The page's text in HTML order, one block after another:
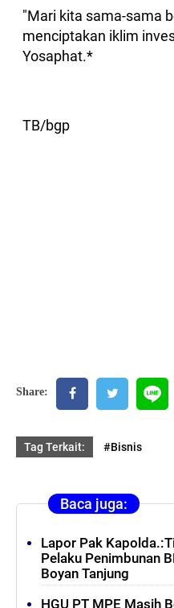
"Mari kita sama-sama
menciptakan iklim
Yosaphat.*
TB/bgp
Share:
Tag Terkait: #Bisnis
Baca juga:
Lapor Pak
Pelaku Penimbunan
Boyan Tanjung
HGU PT MPE Masih